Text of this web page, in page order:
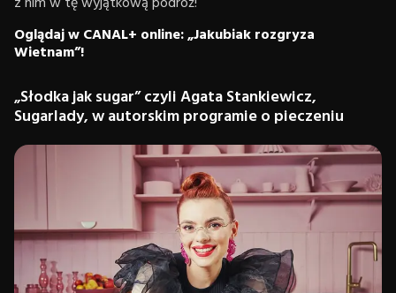
Oglądaj w CANAL+ online: „Jakubiak rozgryza
Wietnam”!
„Słodka jak sugar” czyli Agata Stankiewicz,
Sugarlady, w autorskim programie o pieczeniu